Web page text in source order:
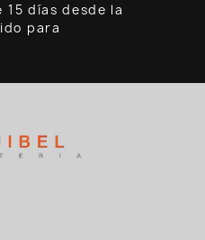
15 días desde la
para